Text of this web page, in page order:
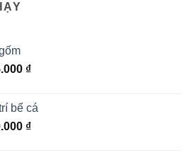
₫.
₫Giá
là:
45.000 ₫.
bể cá
₫Giá